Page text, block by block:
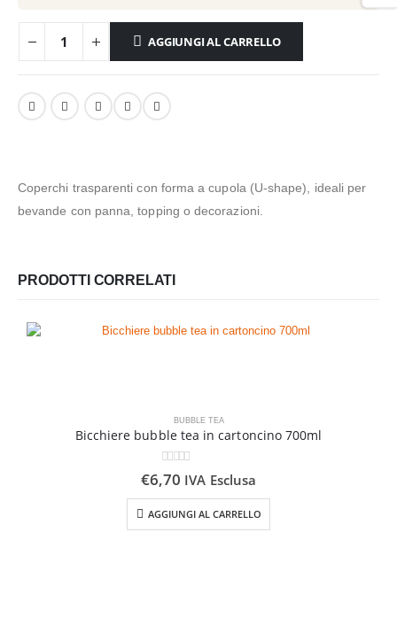
AGGIUNGI AL CARRELLO
Coperchi trasparenti con forma a cupola (U-shape), ideali per
bevande con panna, topping o decorazioni.
PRODOTTI CORRELATI
BUBBLE TEA
Bicchiere bubble tea in cartoncino 700ml
0Su 5
€6,70 IVA Esclusa
AGGIUNGI AL CARRELLO